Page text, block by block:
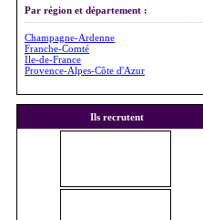
Par région et département :
Champagne-Ardenne
Franche-Comté
Île-de-France
Provence-Alpes-Côte d'Azur
Ils recrutent